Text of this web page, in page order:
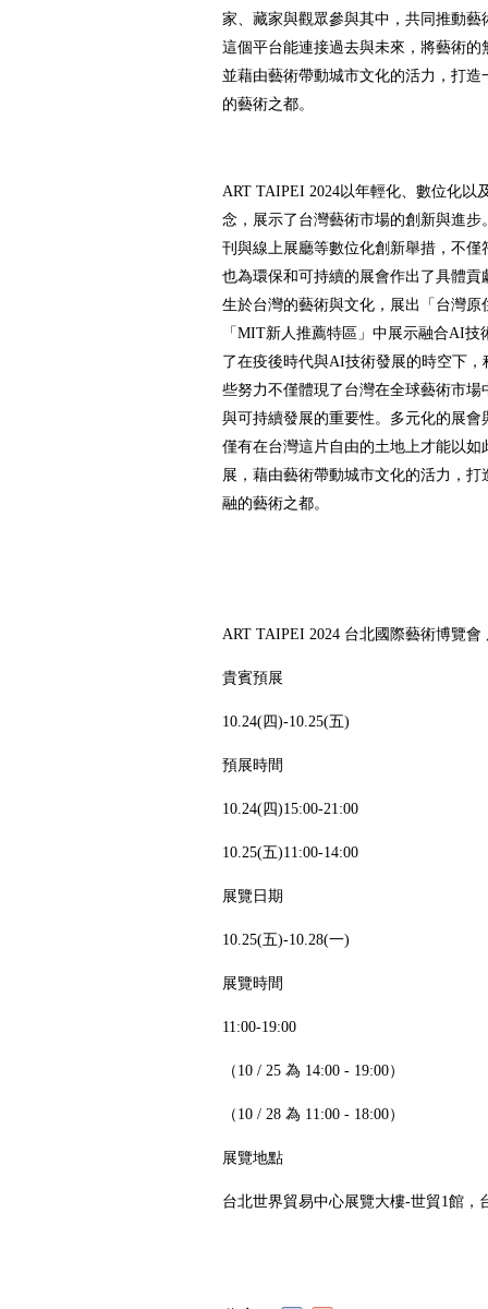
家、藏家與觀眾參與其中，共同推動
這個平台能連接過去與未來，將藝術
並藉由藝術帶動城市文化的活力，打
的藝術之都。
ART TAIPEI 2024以年輕化、數位化以
念，展示了台灣藝術市場的創新與進
刊與線上展廳等數位化創新舉措，不
也為環保和可持續的展會作出了具體
生於台灣的藝術與文化，展出「台灣
「MIT新人推薦特區」中展示融合AI
了在疫後時代與AI技術發展的時空下
些努力不僅體現了台灣在全球藝術市
與可持續發展的重要性。多元化的展
僅有在台灣這片自由的土地上才能以
展，藉由藝術帶動城市文化的活力，
融的藝術之都。
ART TAIPEI 2024 台北國際藝術博覽會
貴賓預展
10.24(四)-10.25(五)
預展時間
10.24(四)15:00-21:00
10.25(五)11:00-14:00
展覽日期
10.25(五)-10.28(一)
展覽時間
11:00-19:00
（10 / 25 為 14:00 - 19:00）
（10 / 28 為 11:00 - 18:00）
展覽地點
台北世界貿易中心展覽大樓-世貿1館，